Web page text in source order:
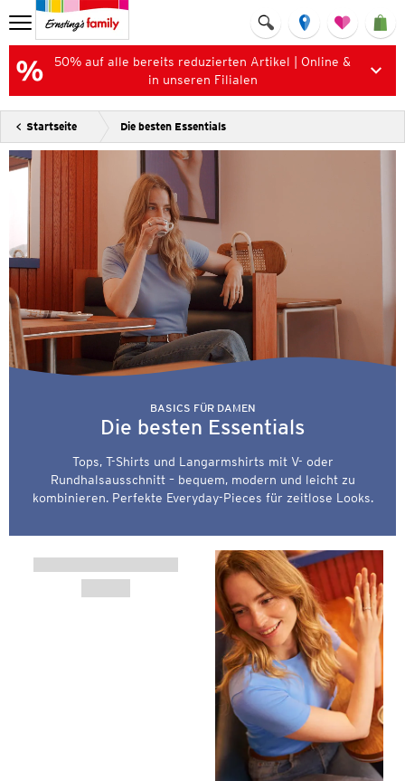
50% auf alle bereits reduzierten Artikel | Online &
in unseren Filialen
Startseite Die besten Essentials
BASICS FÜR DAMEN
Die besten Essentials
Tops, T-Shirts und Langarmshirts mit V- oder
Rundhalsausschnitt – bequem, modern und leicht zu
kombinieren. Perfekte Everyday-Pieces für zeitlose Looks.